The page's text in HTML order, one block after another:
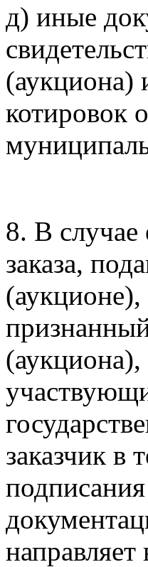
д) иные
(аукциона)
котировок
8. В случае
заказа,
(аукционе),
заказчик в